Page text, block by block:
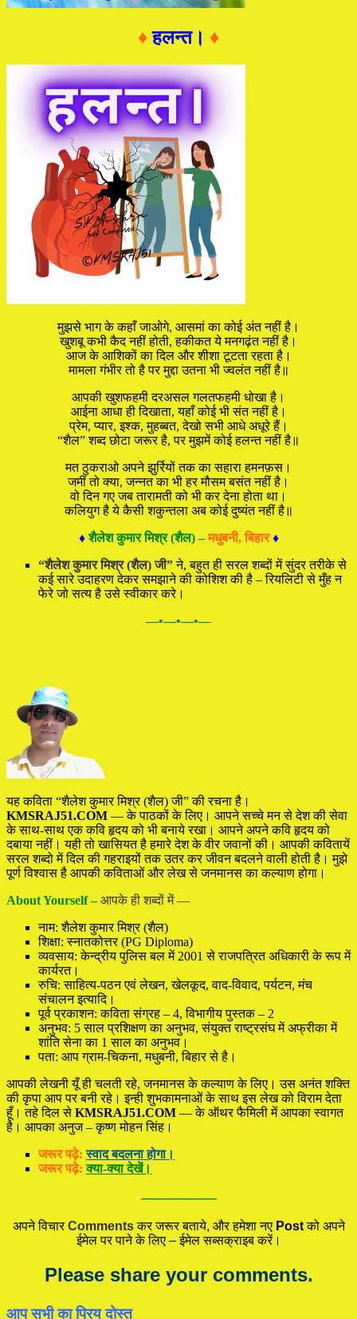
♦ हलन्त। ♦
मुझसे भाग के कहाँ जाओगे, आसमां का कोई अंत नहीं है।
खुशबू कभी कैद नहीं होती, हकीकत ये मनगढ़ंत नहीं है।
आज के आशिकों का दिल और शीशा टूटता रहता है।
मामला गंभीर तो है पर मुद्दा उतना भी ज्वलंत नहीं है॥
आपकी खुशफहमी दरअसल गलतफहमी धोखा है।
आईना आधा ही दिखाता, यहाँ कोई भी संत नहीं है।
प्रेम, प्यार, इश्क, मुहब्बत, देखो सभी आधे अधूरे हैं।
“शैल” शब्द छोटा जरूर है, पर मुझमें कोई हलन्त नहीं है॥
मत ठुकराओ अपने झुर्रियों तक का सहारा हमनफ़स।
जमीं तो क्या, जन्नत का भी हर मौसम बसंत नहीं है।
वो दिन गए जब तारामती को भी कर देना होता था।
कलियुग है ये कैसी शकुन्तला अब कोई दुष्यंत नहीं है॥
♦शैलेश कुमार मिश्र (शैल) –मधुबनी, बिहार ♦
“शैलेश कुमार मिश्र (शैल) जी”ने, बहुत ही सरल शब्दों में सुंदर तरीके से
कई सारे उदाहरण देकर समझाने की कोशिश की है – रियलिटी से मुँह न
फेरे जो सत्य है उसे स्वीकार करे।
—•—•—•—
यह कविता “शैलेश कुमार मिश्र (शैल) जी” की रचना है।
KMSRAJ51.COM — के पाठकों के लिए। आपने सच्चे मन से देश की सेवा
के साथ-साथ एक कवि हृदय को भी बनाये रखा। आपने अपने कवि हृदय को
दबाया नहीं। यही तो खासियत है हमारे देश के वीर जवानों की। आपकी कवितायें
सरल शब्दो में दिल की गहराइयों तक उतर कर जीवन बदलने वाली होती है। मुझे
पूर्ण विश्वास है आपकी कविताओं और लेख से जनमानस का कल्याण होगा।
About Yourself –आपके ही शब्दों में —
नाम: शैलेश कुमार मिश्र (शैल)
शिक्षा: स्नातकोत्तर (PG Diploma)
व्यवसाय: केन्द्रीय पुलिस बल में 2001 से राजपत्रित अधिकारी के रूप में
कार्यरत।
रुचि: साहित्य-पठन एवं लेखन, खेलकूद, वाद-विवाद, पर्यटन, मंच
संचालन इत्यादि।
पूर्व प्रकाशन: कविता संग्रह – 4, विभागीय पुस्तक – 2
अनुभव: 5 साल प्रशिक्षण का अनुभव, संयुक्त राष्ट्रसंघ में अफ्रीका में
शांति सेना का 1 साल का अनुभव।
पता: आप ग्राम-चिकना, मधुबनी, बिहार से है।
आपकी लेखनी यूँ ही चलती रहे, जनमानस के कल्याण के लिए। उस अनंत शक्ति
की कृपा आप पर बनी रहे। इन्ही शुभकामनाओं के साथ इस लेख को विराम देता
हूँ। तहे दिल से KMSRAJ51.COM — के ऑथर फैमिली में आपका स्वागत
है। आपका अनुज – कृष्ण मोहन सिंह।
जरूर पढ़े: स्वाद बदलना होगा।
जरूर पढ़े: क्या-क्या देखें।
—————
अपने विचारCommentsकर जरूर बताये, और हमेशा नए Postको अपने
ईमेल पर पाने के लिए – ईमेल सब्सक्राइब करें।
Please share your comments.
आप सभी का प्रिय दोस्त